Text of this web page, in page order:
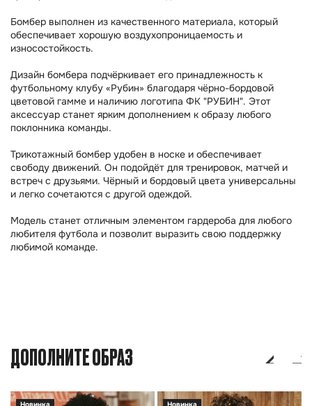
Бомбер выполнен из качественного материала, который
обеспечивает хорошую воздухопроницаемость и
износостойкость.
Дизайн бомбера подчёркивает его принадлежность к
футбольному клубу «Рубин» благодаря чёрно-бордовой
цветовой гамме и наличию логотипа ФК "РУБИН". Этот
аксессуар станет ярким дополнением к образу любого
поклонника команды.
Трикотажный бомбер удобен в носке и обеспечивает
свободу движений. Он подойдёт для тренировок, матчей и
встреч с друзьями. Чёрный и бордовый цвета универсальны
и легко сочетаются с другой одеждой.
Модель станет отличным элементом гардероба для любого
любителя футбола и позволит выразить свою поддержку
любимой команде.
ДОПОЛНИТЕ ОБРАЗ